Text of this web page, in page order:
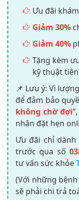
Ưu đãi
Giảm 30%
Giảm 40%
Tặng kèm
kỹ thuật
📌 Lưu ý: Vì
để đảm bảo
không chờ đợi
nhân đặt hẹn
Ưu đãi chỉ
trước qua số
tư vấn sức khỏe
(Với những
sẽ phải chi trả